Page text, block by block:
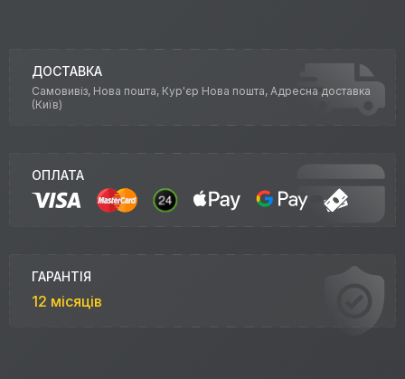
ДОСТАВКА
Самовивіз, Нова пошта, Кур'єр Нова пошта, Адресна доставка
(Київ)
ОПЛАТА
ГАРАНТІЯ
12 місяців